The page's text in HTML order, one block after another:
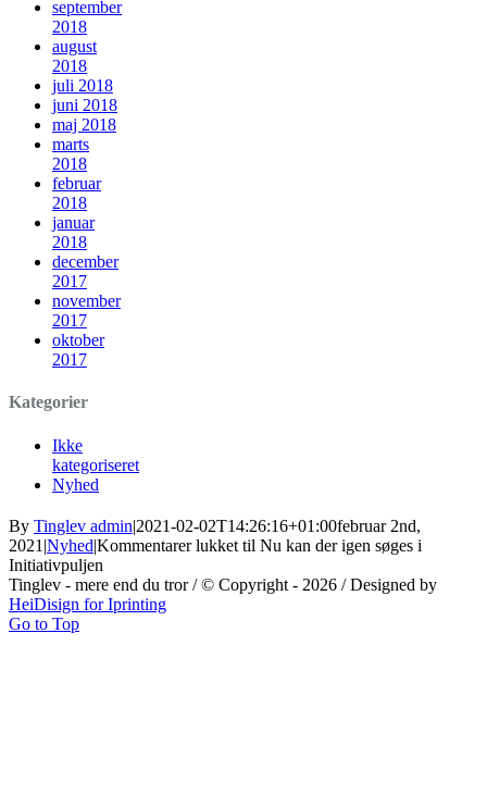
september
2018
august
2018
juli 2018
juni 2018
maj 2018
marts
2018
februar
2018
januar
2018
december
2017
november
2017
oktober
2017
Kategorier
Ikke
kategoriseret
Nyhed
By Tinglev admin|2021-02-02T14:26:16+01:00februar 2nd,
2021 |Nyhed|Kommentarer lukket til Nu kan der igen søges i
Initiativpuljen
Tinglev - mere end du tror / © Copyright - 2026 / Designed by
HeiDisign for Iprinting
Go to Top